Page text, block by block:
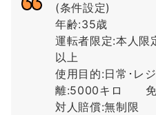
(条件設定)
年齢:35歳
運転者限定:本
以上
使用目的:日常･
離:5000キロ 免
対人賠償:無制